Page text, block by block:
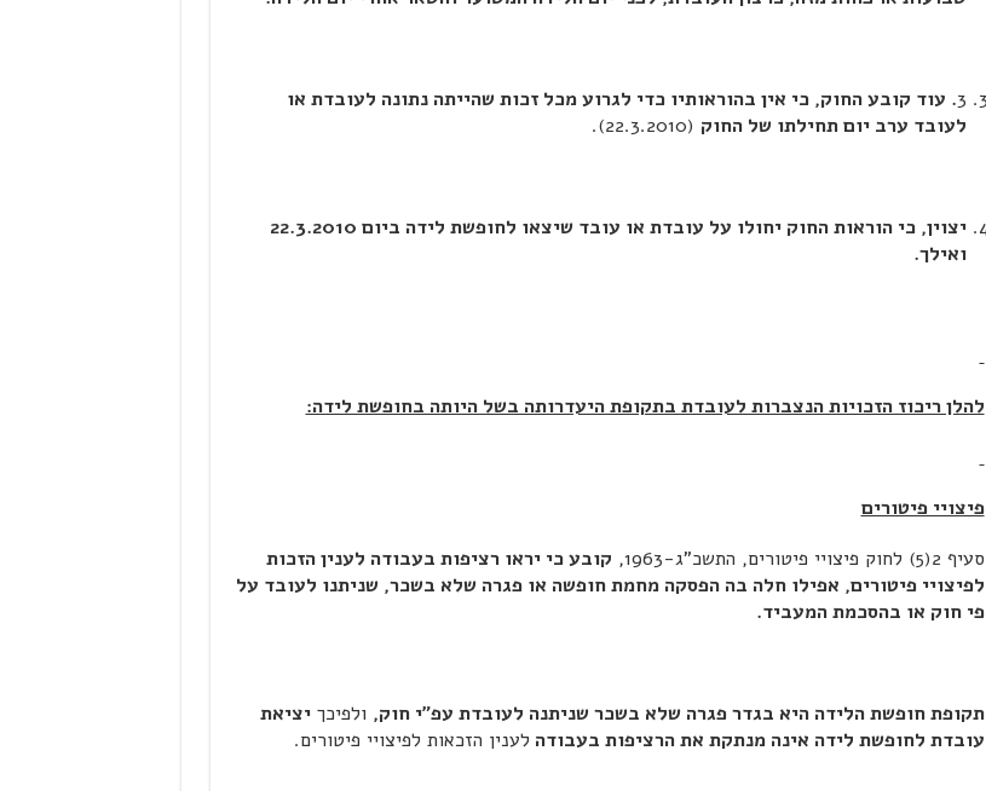
3. עוד קובע החוק, כי אין בהוראותיו כדי לגרוע מכל זכות שהייתה נתונה לעובדת או
לעובד ערב יום תחילתו של החוק (22.3.2010).
יצוין, כי הוראות החוק יחולו על עובדת או עובד שיצאו לחופשת לידה ביום 22.3.2010
ואילך.
להלן ריכוז הזכויות הנצברות לעובדת בתקופת היעדרותה בשל היותה בחופשת לידה:
פיצויי פיטורים
סעיף 2(5) לחוק פיצויי פיטורים, התשכ"ג-1963,
קובע כי יראו רציפות בעבודה לענין הזכות
לפיצויי פיטורים, אפילו חלה בה הפסקה מחמת חופשה או פגרה שלא בשכר, שניתנו לעובד על
פי חוק או בהסכמת המעביד.
תקופת חופשת הלידה היא בגדר פגרה שלא בשכר שניתנה לעובדת עפ"י חוק, ולפיכךיציאת
עובדת לחופשת לידה אינה מנתקת את הרציפות בעבודה לענין הזכאות לפיצויי פיטורים.